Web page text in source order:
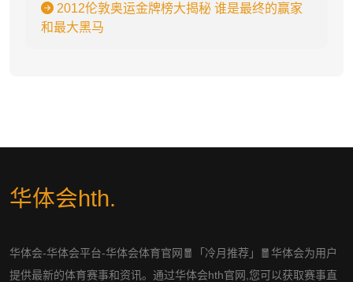
2012伦敦奥运金牌榜大揭秘 谁是最终的赢家
和最大黑马
华体会hth.
华体会-华体会平台-华体会体育官网🧧「冷月推荐」🧧华体会为用户
提供最新的体育赛事和资讯。通过华体会hth官网,您可以获取赛事直